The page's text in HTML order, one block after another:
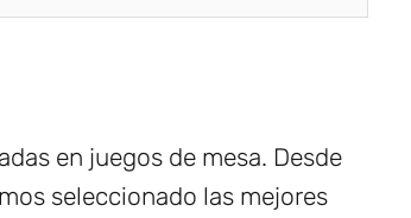
en juegos de mesa. Desde
seleccionado las mejores